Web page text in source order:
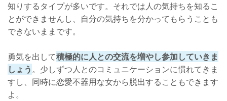
知りするタイプが多いです。それでは人の気持ちを知るこ
とができませんし、自分の気持ちを分かってもらうことも
できないままです。
勇気を出して積極的に人との交流を増やし参加していきま
しょう。少しずつ人とのコミュニケーションに慣れてきま
すし、同時に恋愛不器用な女から脱出することもできます
よ。